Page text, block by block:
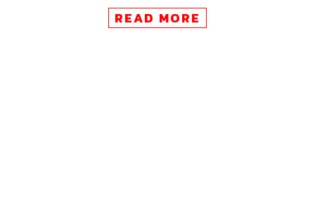
ทบจากสงครามการค้าโดยตรง ก็ดิ่งลงถึง 3.5% ปิดที่ระดับ
7,726.04 จุด โดยเป็นการปรับตัวลงมากสุดนับจากวันที่ 24
READ MORE